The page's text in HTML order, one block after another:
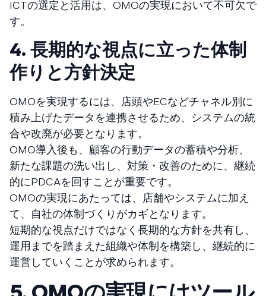
ICTの選定と活用は、OMOの実現において不可欠で
す。
4. 長期的な視点に立った体制
作りと方針決定
OMOを実現するには、店頭やECなどチャネル別に
積み上げたデータを連携させるため、システムの統
合や改廃が必要となります。
OMO導入後も、顧客の行動データの蓄積や分析、
新たな課題の洗い出し、対策・改善のために、継続
的にPDCAを回すことが重要です。
OMOの実現にあたっては、店舗やシステムに加え
て、自社の体制づくりがカギとなります。
短期的な視点だけではなく長期的な方針を共有し、
運用までを踏まえた組織や体制を構築し、継続的に
運営していくことが求められます。